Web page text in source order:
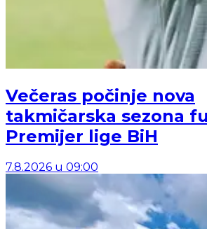
Večeras počinje nova
takmičarska sezona
Premijer lige BiH
7.8.2026 u 09:00